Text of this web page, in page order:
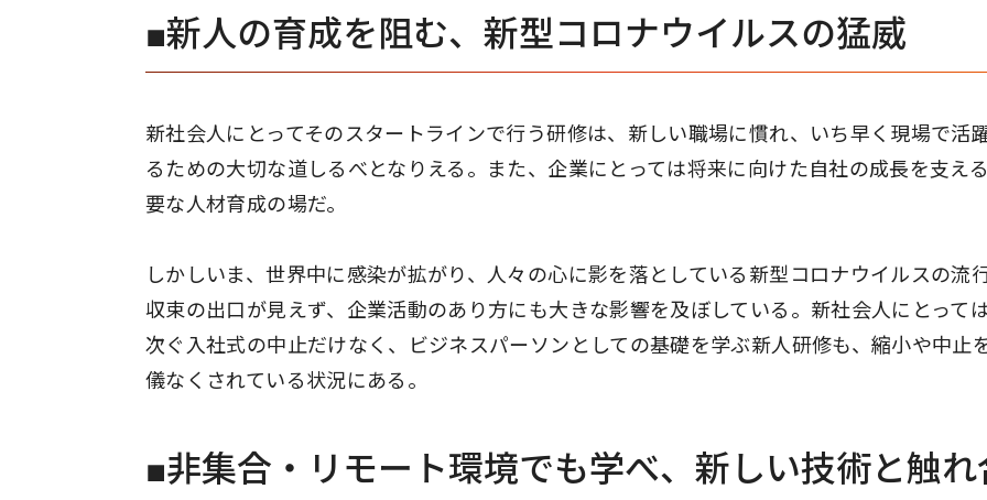
■新人の育成を阻む、新型コロナウイルスの猛威
新社会人にとってそのスタートラインで行う研修は、新しい職場に慣れ、いち早く現場で活
るための大切な道しるべとなりえる。また、企業にとっては将来に向けた自社の成長を支え
要な人材育成の場だ。
しかしいま、世界中に感染が拡がり、人々の心に影を落としている新型コロナウイルスの流
収束の出口が見えず、企業活動のあり方にも大きな影響を及ぼしている。新社会人にとって
次ぐ入社式の中止だけなく、ビジネスパーソンとしての基礎を学ぶ新人研修も、縮小や中止
儀なくされている状況にある。
■非集合・リモート環境でも学べ、新しい技術と触れ